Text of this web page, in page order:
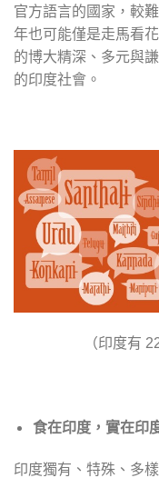
官方語言的國家，較
年也可能僅是走馬看
的博大精深、多元與
的印度社會。
（印度有
食在印度，實在印
印度獨有、特殊、多